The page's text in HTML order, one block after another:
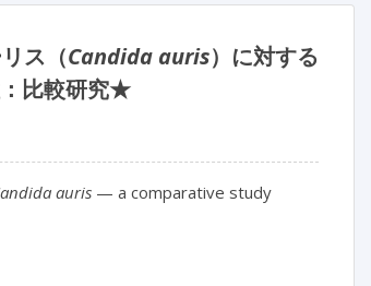
ス（Candida auris）に対する
：比較研究★
auris — a comparative study